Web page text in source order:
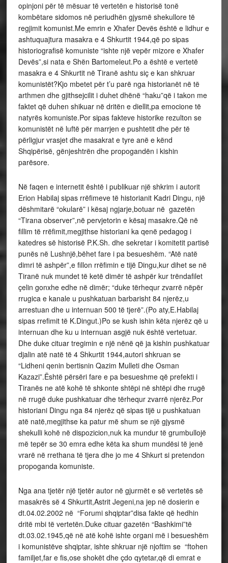
opinjoni për të mësuar të vertetën e historisë tonë
kombëtare sidomos në periudhën gjysmë shekullore të
regjimit komunist.Me emrin e Xhafer Devës është e lidhur e
ashtuquajtura masakra e 4 Shkurtit 1944,që po sipas
historiografisë komuniste “ishte një vepër mizore e Xhafer
Devës”,si nata e Shën Bartomeleut.Po a është e vertetë
masakra e 4 Shkurtit në Tiranë ashtu siç e kan shkruar
komunistët?Kjo mbetet për t’u parë nga historianët në të
arthmen dhe gjithsejcilit i duhet dhënë “haku”që i takon me
faktet që duhen shikuar në dritën e diellit,pa emocione të
natyrës komuniste.Por sipas fakteve historike rezulton se
komunistët në luftë për marrjen e pushtetit dhe për të
përligjur vrasjet dhe masakrat e tyre anë e kënd
Shqipërisë, gënjeshtrën dhe propogandën i kishin
parësore.
Në faqen e internetit është i publikuar një shkrim i autorit
Erion Habilaj sipas rrëfimeve të historianit Kadri Dingu, një
dëshmitarë “okularë” i kësaj ngjarje,botuar në gazetën
“Tirana observer”,në pervjetorin e kësaj masakre.Që në
fillim të rrëfimit,megjithse historiani ka qenë pedagog i
katedres së historisë P.K.Sh. dhe sekretar i komitetit partisë
punës në Lushnjë,bëhet fare i pa besueshëm. “Atë natë
dimri të ashpër”,e fillon rrëfimin e tijë Dingu,kur dihet se në
Tiranë nuk mundet të ketë dimër të ashpër kur trëndafilet
çelin gonxhe edhe në dimër; “duke tërhequr zvarrë nëpër
rrugica e kanale u pushkatuan barbarisht 84 njerëz,u
arrestuan dhe u internuan 500 të tjerë”.(Po aty,E.Habilaj
sipas rrefimit të K.Dingut.)Po se kush ishin këta njerëz që u
internuan dhe ku u internuan asgjë nuk është vertetuar.
Dhe duke cituar tregimin e një nënë që ja kishin pushkatuar
djalin atë natë të 4 Shkurtit 1944,autori shkruan se
“Lidheni qenin bertisnin Qazim Mulleti dhe Osman
Kazazi”.Është përsëri fare e pa besueshme që prefekti i
Tiranës ne atë kohë të shkonte shtëpi në shtëpi dhe rrugë
në rrugë duke pushkatuar dhe tërhequr zvarrë njerëz.Por
historiani Dingu nga 84 njerëz që sipas tijë u pushkatuan
atë natë,megjithse ka patur më shum se një gjysmë
shekulli kohë në dispozicion,nuk ka mundur të grumbullojë
më tepër se 30 emra edhe këta ka shum mundësi të jenë
vrarë në rrethana të tjera dhe jo me 4 Shkurt si pretendon
propoganda komuniste.
Nga ana tjetër një tjetër autor në gjurmët e së vertetës së
masakrës së 4 Shkurtit,Astrit Jegeni,na jep në dosierin e
dt.04.02.2002 në “Forumi shqiptar”disa fakte që hedhin
dritë mbi të vertetën.Duke cituar gazetën “Bashkimi”të
dt.03.02.1945,që në atë kohë ishte organi më i besueshëm
i komunistëve shqiptar, ishte shkruar një njoftim se “ftohen
familjet,far e fis,ose shokët dhe çdo qytetar,që di emrat e